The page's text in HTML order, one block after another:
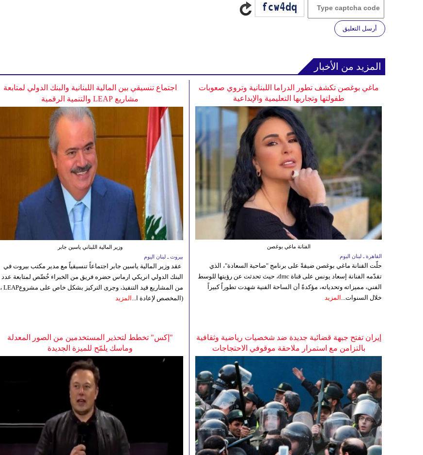
أرسل التعليق
المزيد من الأخبار
اجتماع تنسيقي بين المالية اللبنانية والبنك الدولي لمتابعة
مشاريع LEAP والتنمية الرقمية
وزير المالية اللبناني ياسين جابر
بيروت ـ لبنان اليوم
عقد وزير المالية ياسين جابر اجتماعاً تنسيقياً مع مدير مكتب بيروت في
البنك الدولي انريكي ارماس حضره فريق من الخبراء خُصِّص لمتابعة عدد
من المشاريع قيد التنفيذ، وجرى التركيز بشكل خاص على مشروعLEAP ،
(المخصص لإعادة ا... المزيد
ماغي بوغصن تكشف تطور الدراما اللبنانية وتروي صعوبات
طفولتها وتجاربها التعليمية والإبداعية
الفنانة ماغي بوغصن
القاهرة ـ لبنان اليوم
حلّت الفنانة ماغي بوغصن ضيفةً على برنامج "صاحبة السعادة"، الذي
تقدّمه الفنانة إسعاد يونس على قناة dmc، حيث تحدثت عن رؤيتها للوسط
الفني، مميزاته وتحدياته، مؤكدةً أن الساحة الفنية شهدت تطوراً كبيراً
خلال السنوات... المزيد
"إكس" تخطط لتحذير المستخدمين من الصور المعدلة
وماسك يلمّح للميزة الجديدة
إيران تفتح جبهة قضائية جديدة ضد شخصيات رياضية وثقافية
بالتزامن مع استمرار ملاحقة موقوفي الاحتجاجات